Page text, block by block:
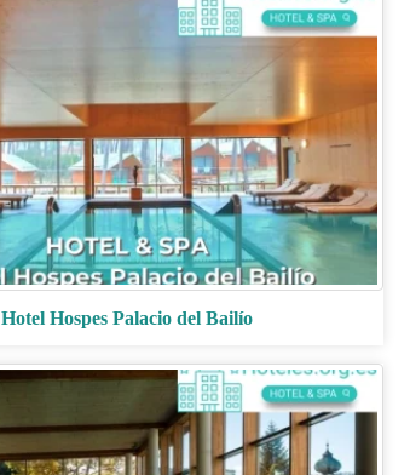
Hotel Hospes Palacio del Bailío